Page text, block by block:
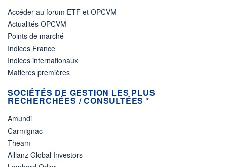
Accéder au forum ETF et OPCVM
Actualités OPCVM
Points de marché
Indices France
Indices internationaux
Matières premières
SOCIÉTÉS DE GESTION LES PLUS
RECHERCHÉES / CONSULTÉES *
Amundi
Carmignac
Theam
Allianz Global Investors